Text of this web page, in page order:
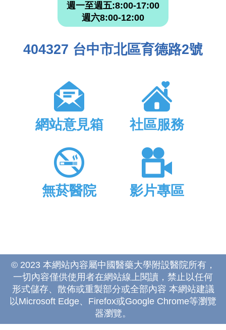
週一至週五:8:00-17:00
週六8:00-12:00
404327 台中市北區育德路2號
網站意見箱 社區服務
無菸醫院 影片專區
© 2023 本網站內容屬中國醫藥大學附設醫院所有，
一切內容僅供使用者在網站線上閱讀，禁止以任何
形式儲存、散佈或重製部分或全部內容 本網站建議
以Microsoft Edge、Firefox或Google Chrome等瀏覽
器瀏覽。